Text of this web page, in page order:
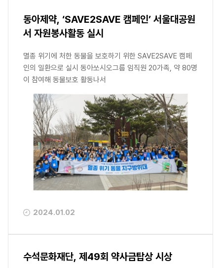
동아제약, ‘SAVE2SAVE 캠페인’ 서울대공원
서 자원봉사활동 실시
멸종 위기에 처한 동물을 보호하기 위한 SAVE2SAVE 캠페
인의 일환으로 실시 동아쏘시오그룹 임직원 20가족, 약 80명
이 참여해 동물보호 활동나서
2024.01.02
수석문화재단, 제49회 약사금탑상 시상